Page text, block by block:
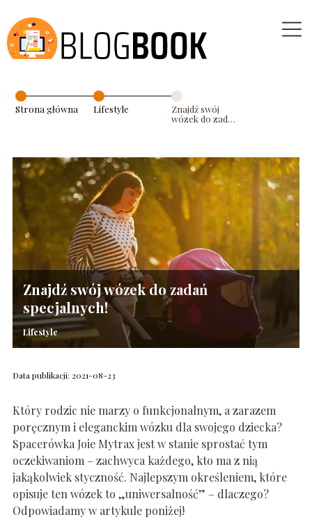
Strona główna Lifestyle
Znajdź swój
wózek do zadań
Znajdź swój wózek do zadań
specjalnych!
Lifestyle
Data publikacji: 2021-08-23
Który rodzic nie marzy o funkcjonalnym, a zarazem
poręcznym i eleganckim wózku dla swojego dziecka?
Spacerówka Joie Mytrax jest w stanie sprostać tym
oczekiwaniom – zachwyca każdego, kto ma z nią
jakąkolwiek styczność. Najlepszym określeniem, które
opisuje ten wózek to „uniwersalność” – dlaczego?
Odpowiadamy w artykule poniżej!